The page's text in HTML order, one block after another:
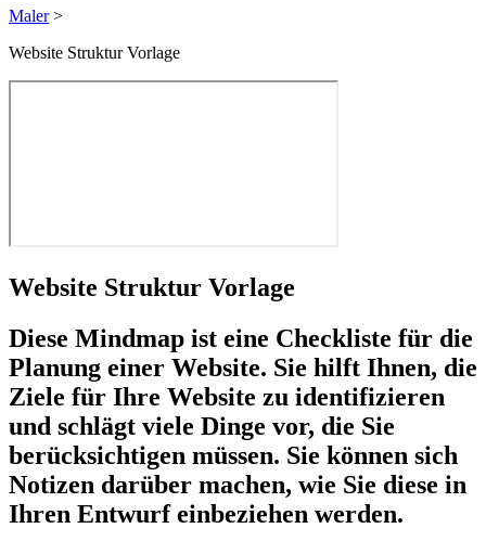
Maler >
Website Struktur Vorlage
Website Struktur Vorlage
Diese Mindmap ist eine Checkliste für die
Planung einer Website. Sie hilft Ihnen, die
Ziele für Ihre Website zu identifizieren
und schlägt viele Dinge vor, die Sie
berücksichtigen müssen. Sie können sich
Notizen darüber machen, wie Sie diese in
Ihren Entwurf einbeziehen werden.